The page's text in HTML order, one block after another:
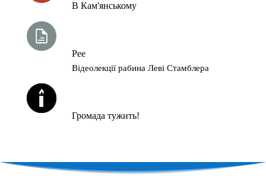
В Кам'янському
Рее
Відеолекції рабина Леві Стамблера
Громада тужить!